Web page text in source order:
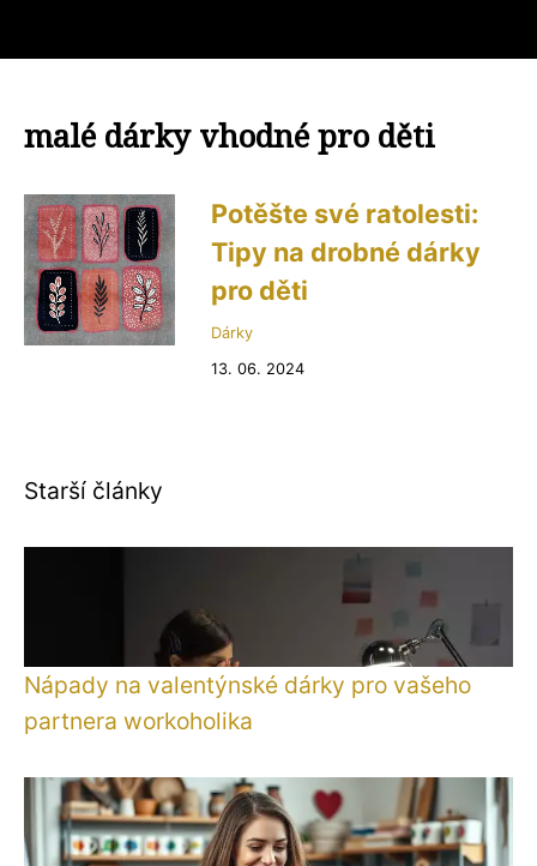
malé dárky vhodné pro děti
Potěšte své ratolesti:
Tipy na drobné dárky
pro děti
Dárky
13. 06. 2024
Starší články
Nápady na valentýnské dárky pro vašeho
partnera workoholika